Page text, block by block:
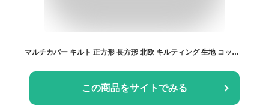
この商品をサイトでみる